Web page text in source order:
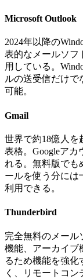
Microsoft Outlook
2024年以降の
表的なメールソフ
用している。
ルの送受信だけで
可能。
Gmail
世界で約18億人を
表格。Googleア
れる。無料版でも
ールを使う分には
利用できる。
Thunderbird
完全無料のメール
機能、アーカイブ
るため機能を強化
く、リモートコ